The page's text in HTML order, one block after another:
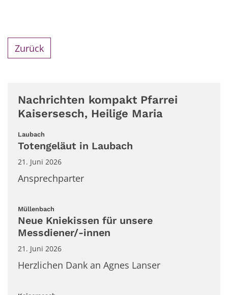
Zurück
Nachrichten kompakt Pfarrei
Kaisersesch, Heilige Maria
Laubach
Totengeläut in Laubach
21. Juni 2026
Ansprechparter
Müllenbach
Neue Kniekissen für unsere
Messdiener/-innen
21. Juni 2026
Herzlichen Dank an Agnes Lanser